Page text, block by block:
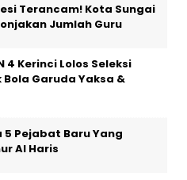
Terancam! Kota Sungai
Jumlah Guru
4 Kerinci Lolos Seleksi
Garuda Yaksa &
Pejabat Baru Yang
Al Haris